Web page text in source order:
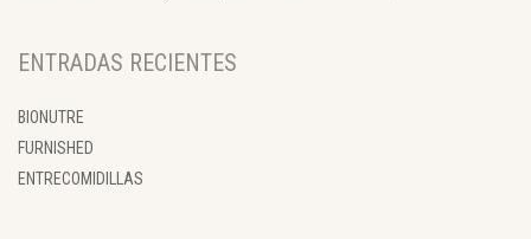
ENTRADAS RECIENTES
BIONUTRE
FURNISHED
ENTRECOMIDILLAS